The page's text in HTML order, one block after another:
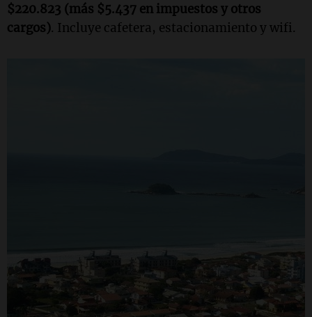
$220.823 (más $5.437 en impuestos y otros
cargos). Incluye cafetera, estacionamiento y wifi.